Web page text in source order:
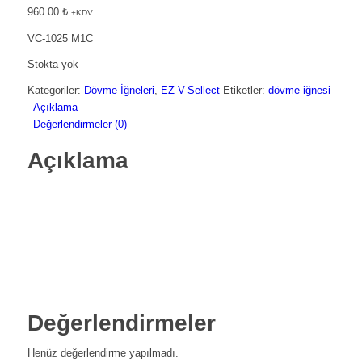
960.00 ₺ +KDV
VC-1025 M1C
Stokta yok
Kategoriler: Dövme İğneleri, EZ V-Sellect Etiketler: dövme iğnesi
Açıklama
Değerlendirmeler (0)
Açıklama
Değerlendirmeler
Henüz değerlendirme yapılmadı.